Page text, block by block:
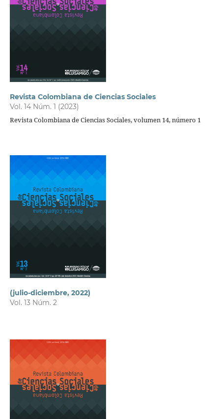
Revista Colombiana de Ciencias Sociales
Vol. 14 Núm. 1 (2023)
Revista Colombiana de Ciencias Sociales, volumen 14, número 1
(julio-diciembre, 2022)
Vol. 13 Núm. 2